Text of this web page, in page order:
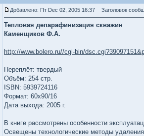
Добавлено: Пт Dec 02, 2005 16:37 Заголовок
Тепловая депарафинизация скважин
Каменщиков Ф.А.
http://www.bolero.ru//cgi-bin/
Переплёт: твердый
Объём: 254 стр.
ISBN: 5939724116
Формат: 60x90/16
Дата выхода: 2005 г.
В книге рассмотрены особенности
Освещены технологические методы